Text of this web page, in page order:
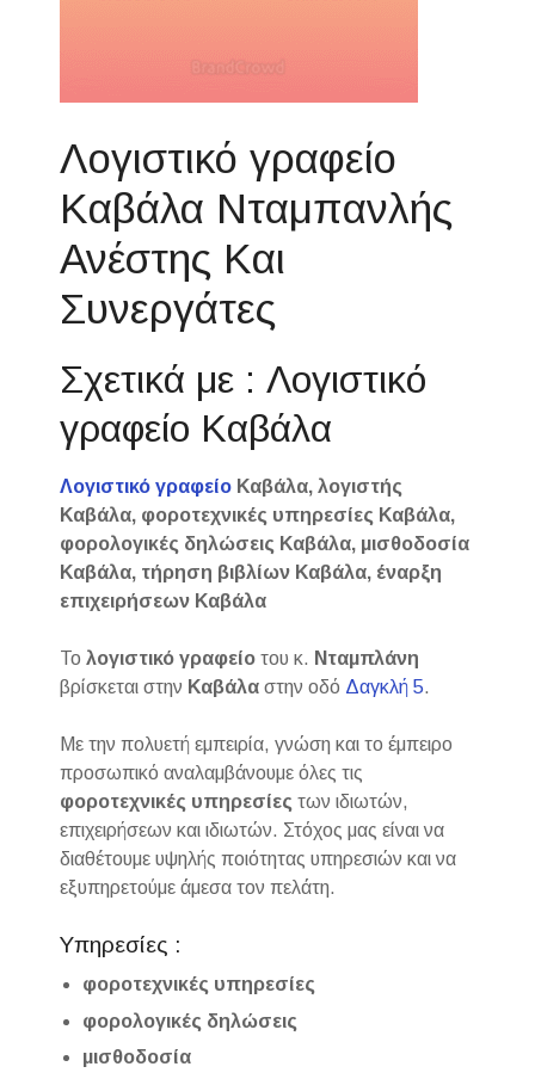
Λογιστικό γραφείο
Καβάλα Νταμπανλής
Ανέστης Και
Συνεργάτες
Σχετικά με : Λογιστικό
γραφείο Καβάλα
Λογιστικό γραφείο Καβάλα, λογιστής
Καβάλα, φοροτεχνικές υπηρεσίες Καβάλα,
φορολογικές δηλώσεις Καβάλα, μισθοδοσία
Καβάλα, τήρηση βιβλίων Καβάλα, έναρξη
επιχειρήσεων Καβάλα
Το λογιστικό γραφείο του κ. Νταμπλάνη
βρίσκεται στην Καβάλα στην οδό Δαγκλή 5.
Με την πολυετή εμπειρία, γνώση και το έμπειρο
προσωπικό αναλαμβάνουμε όλες τις
φοροτεχνικές υπηρεσίες των ιδιωτών,
επιχειρήσεων και ιδιωτών. Στόχος μας είναι να
διαθέτουμε υψηλής ποιότητας υπηρεσιών και να
εξυπηρετούμε άμεσα τον πελάτη.
Υπηρεσίες :
φοροτεχνικές υπηρεσίες
φορολογικές δηλώσεις
μισθοδοσία